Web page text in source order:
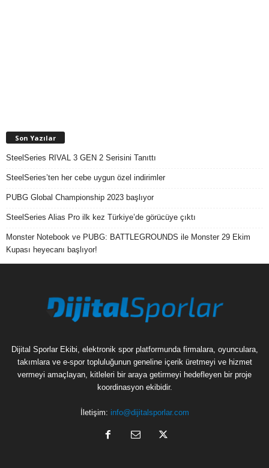
Son Yazılar
SteelSeries RIVAL 3 GEN 2 Serisini Tanıttı
SteelSeries’ten her cebe uygun özel indirimler
PUBG Global Championship 2023 başlıyor
SteelSeries Alias Pro ilk kez Türkiye’de görücüye çıktı
Monster Notebook ve PUBG: BATTLEGROUNDS ile Monster 29 Ekim
Kupası heyecanı başlıyor!
Dijital Sporlar Ekibi, elektronik spor platformunda firmalara, oyunculara,
takımlara ve e-spor topluluğunun geneline içerik üretmeyi ve hizmet
vermeyi amaçlayan, kitleleri bir araya getirmeyi hedefleyen bir proje
koordinasyon ekibidir.
İletişim: info@dijitalsporlar.com